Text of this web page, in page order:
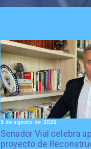
Senador Vial celebra
proyecto de
5 de agosto de 2026